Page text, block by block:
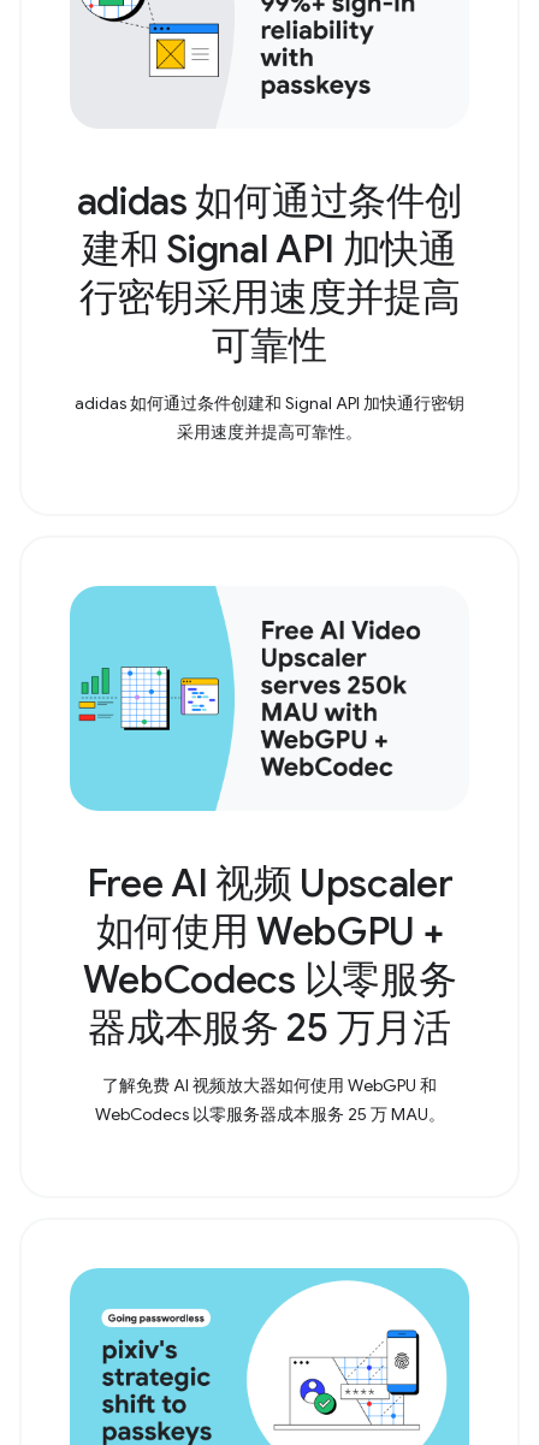
adidas 如何通过条件创
建和 Signal API 加快通
行密钥采用速度并提高
可靠性
adidas 如何通过条件创建和 Signal API 加快通行密钥
采用速度并提高可靠性。
Free AI 视频 Upscaler
如何使用 WebGPU +
WebCodecs 以零服务
器成本服务 25 万月活
了解免费 AI 视频放大器如何使用 WebGPU 和
WebCodecs 以零服务器成本服务 25 万 MAU。